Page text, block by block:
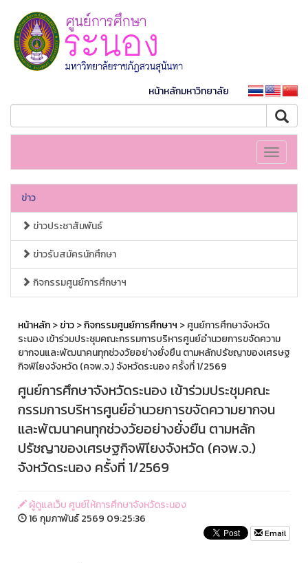
หน้าหลักมหาวิทยาลัย
Toggle
ข่าว
ข่าวประชาสัมพันธ์
ข่าวรับสมัครนักศึกษา
กิจกรรมศูนย์การศึกษาฯ
หน้าหลัก>ข่าว>กิจกรรมศูนย์การศึกษาฯ > ศูนย์การศึกษาจังหวัด
ระนอง เข้าร่วมประชุมคณะกรรมการบริหารศูนย์อำนวยการขจัดความ
ยากจนและพัฒนาคนทุกช่วงวัยอย่างยั่งยืน ตามหลักปรัชญาของเศรษฐ
กิจพิเียงจังหวัด (คจพ.จ.) จังหวัดระนอง ครั้งที่ 1/2569
ศูนย์การศึกษาจังหวัดระนอง เข้าร่วมประชุมคณะ
กรรมการบริหารศูนย์อำนวยการขจัดความยากจน
และพัฒนาคนทุกช่วงวัยอย่างยั่งยืน ตามหลัก
ปรัชญาของเศรษฐกิจพิเียงจังหวัด (คจพ.จ.)
จังหวัดระนอง ครั้งที่ 1/2569
ผู้ดูแลเว็บ ศูนย์ให้การศึกษาจังหวัดระนอง
16 กุมภาพันธ์ 2569 09:25:36
Email